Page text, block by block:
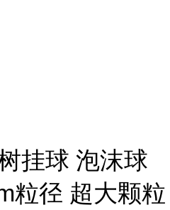
挂球 泡沫球
粒径 超大颗粒